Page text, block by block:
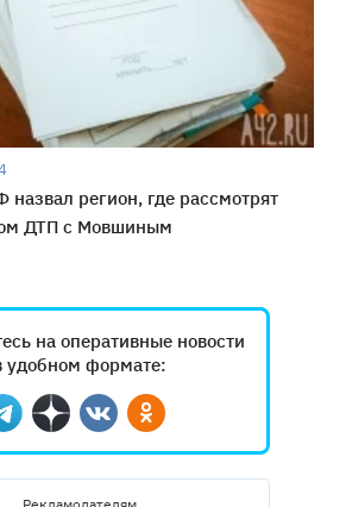
регион, где рассмотрят
ДТП с Мовшиным
на оперативные новости
удобном формате:
Telegram
ДзенВконтактеОдноклассники